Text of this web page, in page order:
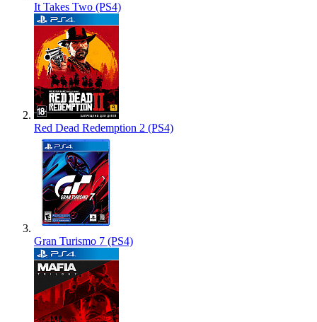
It Takes Two (PS4)
Red Dead Redemption 2 (PS4)
Gran Turismo 7 (PS4)